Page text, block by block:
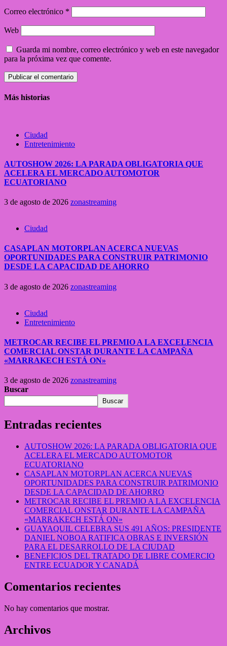
Correo electrónico *
Web
Guarda mi nombre, correo electrónico y web en este navegador
para la próxima vez que comente.
Más historias
Ciudad
Entretenimiento
AUTOSHOW 2026: LA PARADA OBLIGATORIA QUE
ACELERA EL MERCADO AUTOMOTOR
ECUATORIANO
3 de agosto de 2026 zonastreaming
Ciudad
CASAPLAN MOTORPLAN ACERCA NUEVAS
OPORTUNIDADES PARA CONSTRUIR PATRIMONIO
DESDE LA CAPACIDAD DE AHORRO
3 de agosto de 2026 zonastreaming
Ciudad
Entretenimiento
METROCAR RECIBE EL PREMIO A LA EXCELENCIA
COMERCIAL ONSTAR DURANTE LA CAMPAÑA
«MARRAKECH ESTÁ ON»
3 de agosto de 2026 zonastreaming
Buscar
Buscar
Entradas recientes
AUTOSHOW 2026: LA PARADA OBLIGATORIA QUE
ACELERA EL MERCADO AUTOMOTOR
ECUATORIANO
CASAPLAN MOTORPLAN ACERCA NUEVAS
OPORTUNIDADES PARA CONSTRUIR PATRIMONIO
DESDE LA CAPACIDAD DE AHORRO
METROCAR RECIBE EL PREMIO A LA EXCELENCIA
COMERCIAL ONSTAR DURANTE LA CAMPAÑA
«MARRAKECH ESTÁ ON»
GUAYAQUIL CELEBRA SUS 491 AÑOS: PRESIDENTE
DANIEL NOBOA RATIFICA OBRAS E INVERSIÓN
PARA EL DESARROLLO DE LA CIUDAD
BENEFICIOS DEL TRATADO DE LIBRE COMERCIO
ENTRE ECUADOR Y CANADÁ
Comentarios recientes
No hay comentarios que mostrar.
Archivos